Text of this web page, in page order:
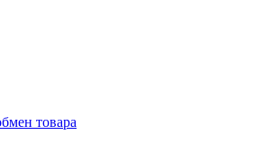
товара